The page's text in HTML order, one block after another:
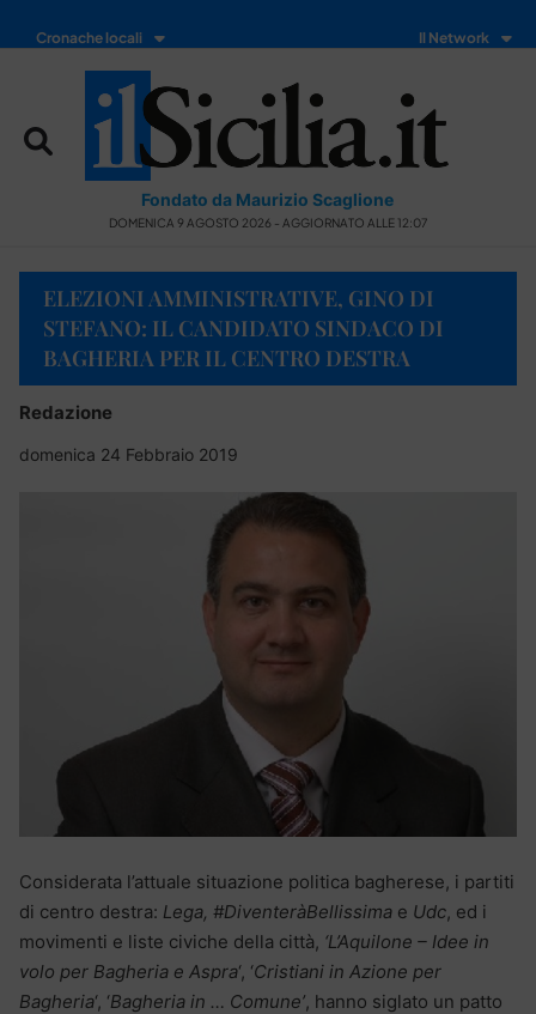
Cronache locali Il Network
Fondato da Maurizio Scaglione
DOMENICA 9 AGOSTO 2026 - AGGIORNATO ALLE 12:07
ELEZIONI AMMINISTRATIVE, GINO DI
STEFANO: IL CANDIDATO SINDACO DI
BAGHERIA PER IL CENTRO DESTRA
Redazione
domenica 24 Febbraio 2019
Considerata l’attuale situazione politica bagherese, i partiti
di centro destra: Lega, #DiventeràBellissima e Udc, ed i
movimenti e liste civiche della città, ‘L’Aquilone – Idee in
volo per Bagheria e Aspra‘, ‘Cristiani in Azione per
Bagheria‘, ‘Bagheria in … Comune’, hanno siglato un patto